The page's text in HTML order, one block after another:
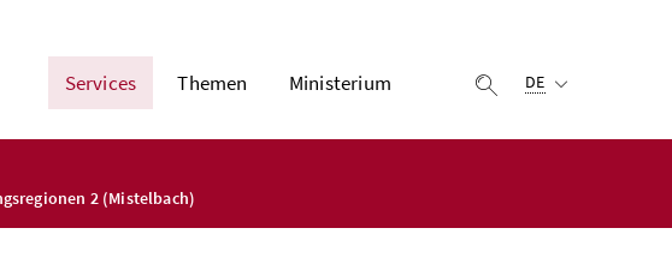
Services Themen Ministerium Suche einblenden
DE
2 (Mistelbach)